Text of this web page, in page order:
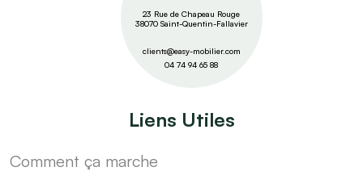
23 Rue de Chapeau Rouge
38070 Saint-Quentin-Fallavier
clients@easy-mobilier.com
04 74 94 65 88
Liens Utiles
Comment ça marche